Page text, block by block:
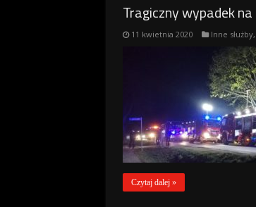
Tragiczny wypadek
11 kwietnia 2020 Inne służby,
Czytaj dalej »